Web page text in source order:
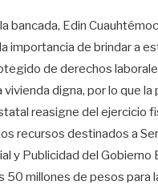
bancada, Edin
importancia de brindar a
de derechos
vivienda digna, por lo que
reasigne del ejercicio
recursos destinados a
y Publicidad del Gobierno
50 millones de pesos para